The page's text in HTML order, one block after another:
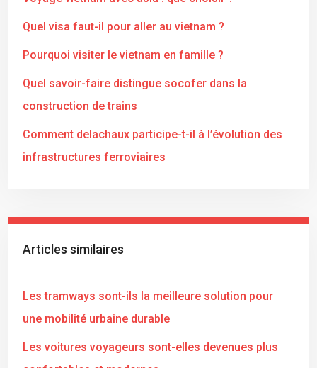
Quel visa faut-il pour aller au vietnam ?
Pourquoi visiter le vietnam en famille ?
Quel savoir-faire distingue socofer dans la
construction de trains
Comment delachaux participe-t-il à l’évolution des
infrastructures ferroviaires
Articles similaires
Les tramways sont-ils la meilleure solution pour
une mobilité urbaine durable
Les voitures voyageurs sont-elles devenues plus